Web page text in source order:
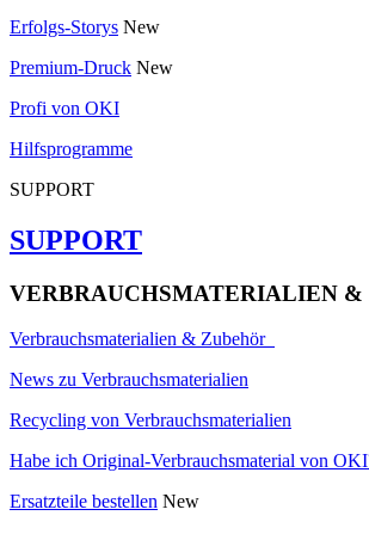
Erfolgs-Storys New
Premium-Druck New
Profi von OKI
Hilfsprogramme
SUPPORT
SUPPORT
VERBRAUCHSMATERIALIEN &
Verbrauchsmaterialien & Zubehör
News zu Verbrauchsmaterialien
Recycling von Verbrauchsmaterialien
Habe ich Original-Verbrauchsmaterial von
Ersatzteile bestellen New